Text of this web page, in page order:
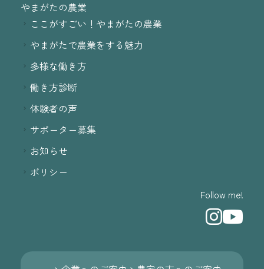
やまがたの農業
ここがすごい！やまがたの農業
やまがたで農業をする魅力
多様な働き方
働き方診断
体験者の声
サポーター募集
お知らせ
ポリシー
Follow me!